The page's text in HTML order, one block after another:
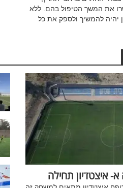
את המשך הטיפול בהם. ללא
יהיה להמשיך ולספק את כל
איצטדיון תחילה